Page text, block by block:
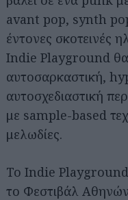
avant pop, synth
έντονες σκοτεινές
Indie Playground θα
αυτοσαρκαστική,
αυτοσχεδιαστική
με sample-based
μελωδίες.
Το Indie Playground
το Φεστιβάλ